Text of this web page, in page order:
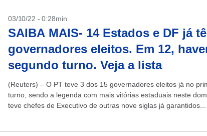
03/10/22 - 0:28min
SAIBA MAIS- 14 Estados e DF já
governadores eleitos. Em 12,
segundo turno. Veja a lista
(Reuters) – O PT teve 3 dos 15 governadores eleitos já no
turno, sendo a legenda com mais vitórias estaduais neste
teve chefes de Executivo de outras nove siglas já garantidos...